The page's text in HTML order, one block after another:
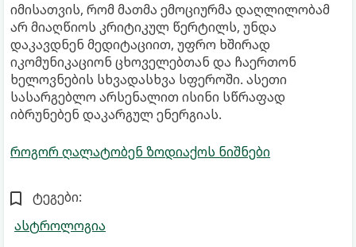
იმისათვის, რომ მათმა ემოციურმა დაღლილობამ
არ მიაღწიოს კრიტიკულ წერტილს, უნდა
დაკავდნენ მედიტაციით, უფრო ხშირად
იკომუნიკაციონ ცხოველებთან და ჩაერთონ
ხელოვნების სხვადასხვა სფეროში. ასეთი
სასარგებლო არსენალით ისინი სწრაფად
იბრუნებენ დაკარგულ ენერგიას.
როგორ ღალატობენ ზოდიაქოს ნიშნები
ტეგები:
ასტროლოგია